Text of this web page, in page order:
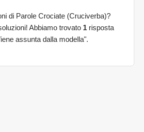
di Parole Crociate (Cruciverba)?
Abbiamo trovato 1 risposta
assunta dalla modella".